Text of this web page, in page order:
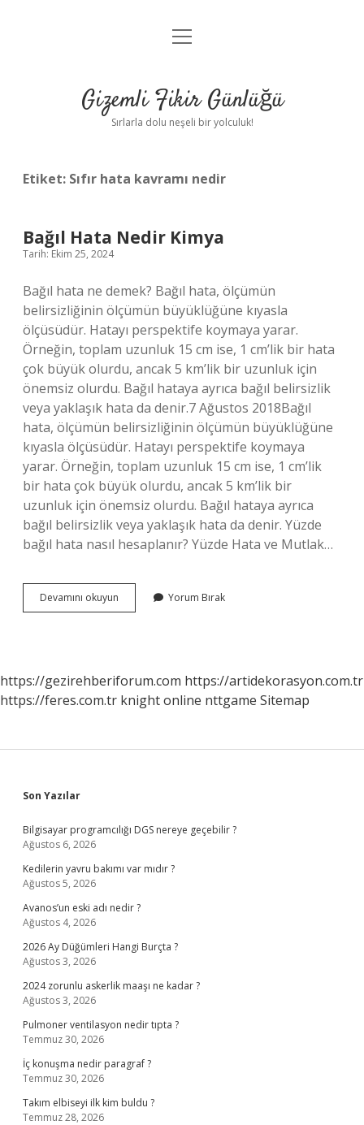
Anasayfa
Yasal Uyarı
menüyü
Gizemli Fikir Günlüğü
Sırlarla dolu neşeli bir yolculuk!
Etiket: Sıfır hata kavramı nedir
Bağıl Hata Nedir Kimya
Tarih: Ekim 25, 2024
Bağıl hata ne demek? Bağıl hata, ölçümün
belirsizliğinin ölçümün büyüklüğüne kıyasla
ölçüsüdür. Hatayı perspektife koymaya yarar.
Örneğin, toplam uzunluk 15 cm ise, 1 cm’lik bir hata
çok büyük olurdu, ancak 5 km’lik bir uzunluk için
önemsiz olurdu. Bağıl hataya ayrıca bağıl belirsizlik
veya yaklaşık hata da denir.7 Ağustos 2018Bağıl
hata, ölçümün belirsizliğinin ölçümün büyüklüğüne
kıyasla ölçüsüdür. Hatayı perspektife koymaya
yarar. Örneğin, toplam uzunluk 15 cm ise, 1 cm’lik
bir hata çok büyük olurdu, ancak 5 km’lik bir
uzunluk için önemsiz olurdu. Bağıl hataya ayrıca
bağıl belirsizlik veya yaklaşık hata da denir. Yüzde
bağıl hata nasıl hesaplanır? Yüzde Hata ve Mutlak…
Devamını okuyun
Hata
Yorum Bırak
https://gezirehberiforum.com https://artidekorasyon.com.tr
https://feres.com.tr knight online nttgame Sitemap
Sidebar
Son Yazılar
Bilgisayar programcılığı DGS nereye geçebilir ?
Ağustos 6, 2026
Kedilerin yavru bakımı var mıdır ?
Ağustos 5, 2026
Avanos’un eski adı nedir ?
Ağustos 4, 2026
2026 Ay Düğümleri Hangi Burçta ?
Ağustos 3, 2026
2024 zorunlu askerlik maaşı ne kadar ?
Ağustos 3, 2026
Pulmoner ventilasyon nedir tıpta ?
Temmuz 30, 2026
İç konuşma nedir paragraf ?
Temmuz 30, 2026
Takım elbiseyi ilk kim buldu ?
Temmuz 28, 2026